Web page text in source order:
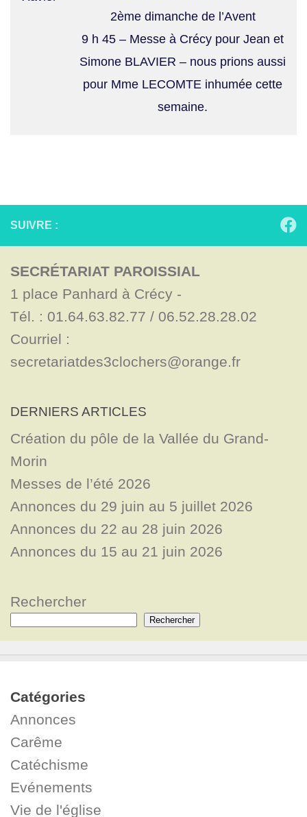
2ème dimanche de l’Avent
9 h 45 – Messe à Crécy pour Jean et
Simone BLAVIER – nous prions aussi
pour Mme LECOMTE inhumée cette
semaine.
SUIVRE :
SECRÉTARIAT PAROISSIAL
1 place Panhard à Crécy -
Tél. : 01.64.63.82.77 / 06.52.28.28.02
Courriel :
secretariatdes3clochers@orange.fr
DERNIERS ARTICLES
Création du pôle de la Vallée du Grand-
Morin
Messes de l’été 2026
Annonces du 29 juin au 5 juillet 2026
Annonces du 22 au 28 juin 2026
Annonces du 15 au 21 juin 2026
Rechercher
Rechercher
Catégories
Annonces
Carême
Catéchisme
Evénements
Vie de l'église